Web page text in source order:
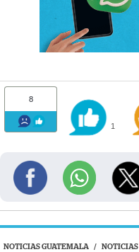
8
1
NOTICIAS GUATEMALA / NOTICIAS